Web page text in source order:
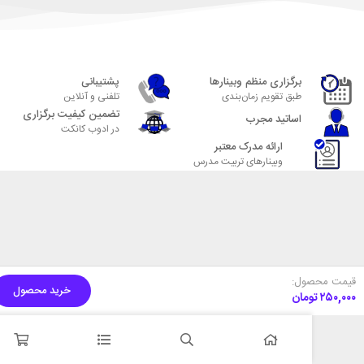
خرید محصول
برگزاری منظم وبینارها
طبق تقویم زمان‌بندی
پشتیبانی
تلفنی و آنلاین
اساتید مجرب تضمین کیفیت برگزاری
در ادوب کانکت
ارائه مدرک معتبر
وبینارهای تربیت مدرس